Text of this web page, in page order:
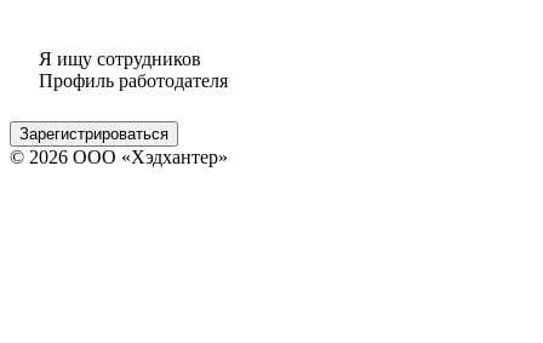
Я ищу сотрудников
Профиль работодателя
Зарегистрироваться
© 2026 ООО «Хэдхантер»